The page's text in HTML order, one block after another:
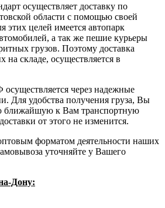
осуществляет доставку по
области с помощью своей
этих целей имеется автопарк
а так же пешие курьеры
грузов. Поэтому доставка
на складе, осуществляется в
через надежные
Для удобства получения груза, Вы
ближайшую к Вам транспортную
от этого не изменится.
форматом деятельности наших
уточняйте у Вашего
Дону: